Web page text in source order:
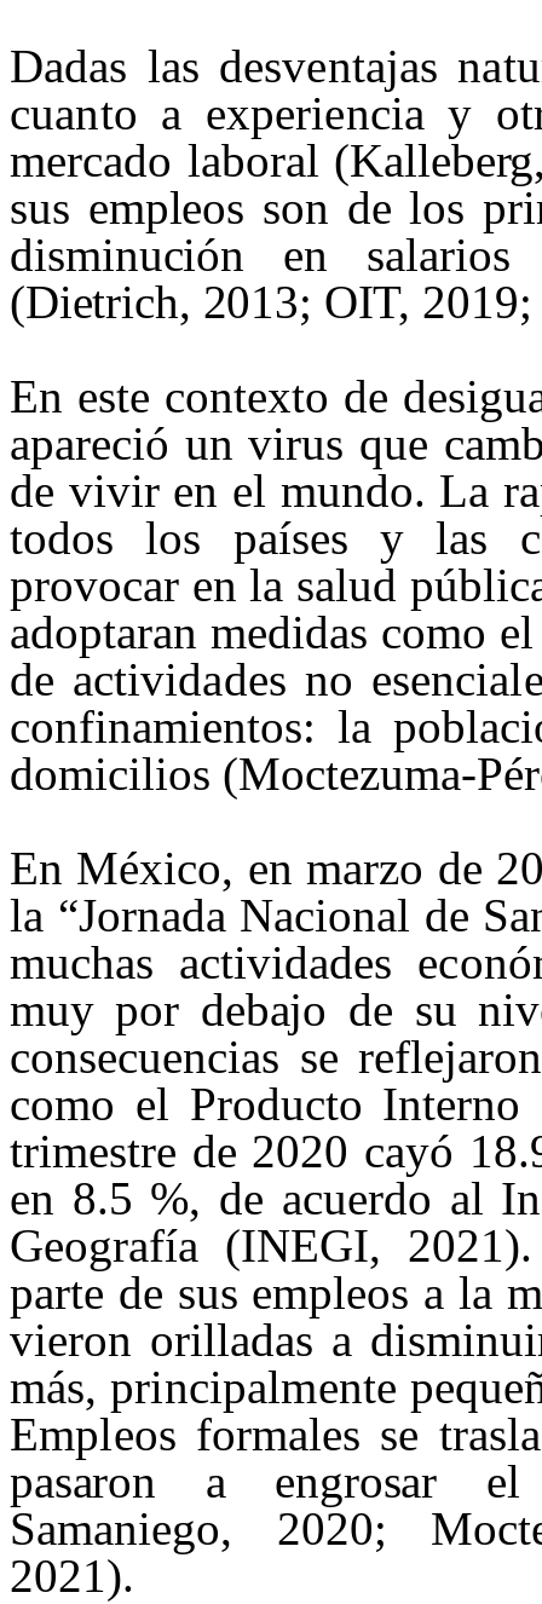
Dadas las desventajas
cuanto a experiencia y o
mercado laboral (Kalleberg
sus empleos son de los
disminución en
(Dietrich, 2013; OIT,
En este contexto de
apareció un virus que
de vivir en el mundo. La
todos los países y las
provocar en la salud
adoptaran medidas como
de actividades no
confinamientos: la
domicilios (Moctezuma-
En México, en marzo de
la “Jornada Nacional de
muchas actividades
muy por debajo de su
consecuencias se
como el Producto
trimestre de 2020 cayó
en 8.5 %, de acuerdo al
Geografía (INEGI,
parte de sus empleos a la
vieron orilladas a
más, principalmente
Empleos formales se
pasaron a engrosar el
Samaniego, 2020;
2021).